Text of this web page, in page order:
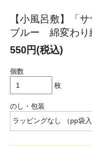
【小風呂敷】「
ブルー 綿変わ
550円(税込)
個数
枚
のし・包装